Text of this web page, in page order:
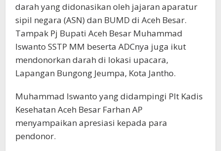
darah yang didonasikan oleh jajaran aparatur
sipil negara (ASN) dan BUMD di Aceh Besar.
Tampak Pj Bupati Aceh Besar Muhammad
Iswanto SSTP MM beserta ADCnya juga ikut
mendonorkan darah di lokasi upacara,
Lapangan Bungong Jeumpa, Kota Jantho.
Muhammad Iswanto yang didampingi Plt Kadis
Kesehatan Aceh Besar Farhan AP
menyampaikan apresiasi kepada para
pendonor.